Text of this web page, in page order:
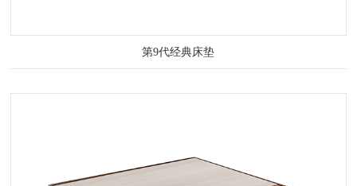
第9代经典床垫